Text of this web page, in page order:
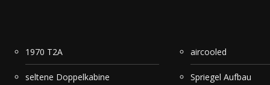
1970 T2A aircooled
seltene Doppelkabine Spriegel Aufbau